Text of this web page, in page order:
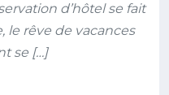
d’hôtel se fait
le rêve de vacances
se […]